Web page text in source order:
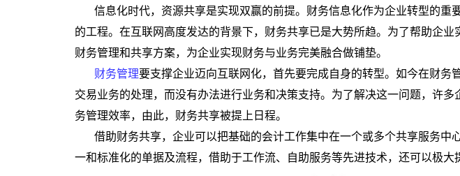
信息化时代，资源共享是实现双赢的前提。财务信息化作为企业转型的重
的工程。在互联网高度发达的背景下，财务共享已是大势所趋。为了帮助企
财务管理和共享方案，为企业实现财务与业务完美融合做铺垫。
财务管理要支撑企业迈向互联网化，首先要完成自身的转型。如今在财务
交易业务的处理，而没有办法进行业务和决策支持。为了解决这一问题，许
务管理效率，由此，财务共享被提上日程。
借助财务共享，企业可以把基础的会计工作集中在一个或多个共享服务中
一和标准化的单据及流程，借助于工作流、自助服务等先进技术，还可以极大